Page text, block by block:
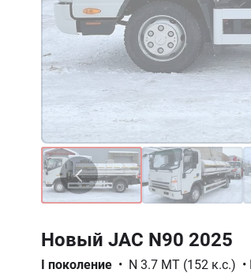
Новый JAC N90 2025
I поколение • N 3.7 MT (152 к.с.) •